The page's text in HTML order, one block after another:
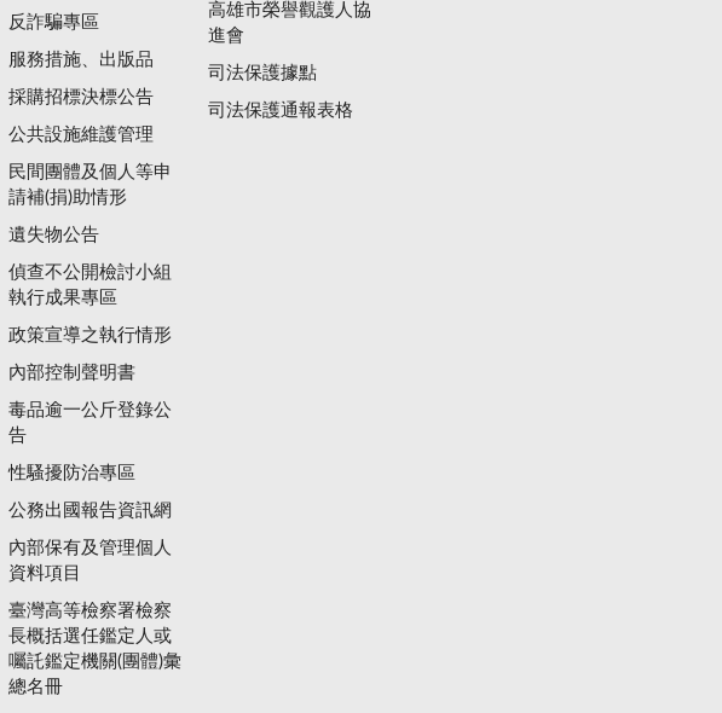
反詐騙專區
服務措施、出版品
採購招標決標公告
公共設施維護管理
民間團體及個人等申
請補(捐)助情形
遺失物公告
偵查不公開檢討小組
執行成果專區
政策宣導之執行情形
內部控制聲明書
毒品逾一公斤登錄公
告
性騷擾防治專區
公務出國報告資訊網
內部保有及管理個人
資料項目
臺灣高等檢察署檢察
長概括選任鑑定人或
囑託鑑定機關(團體)彙
總名冊
高雄市榮譽觀護人協
進會
司法保護據點
司法保護通報表格